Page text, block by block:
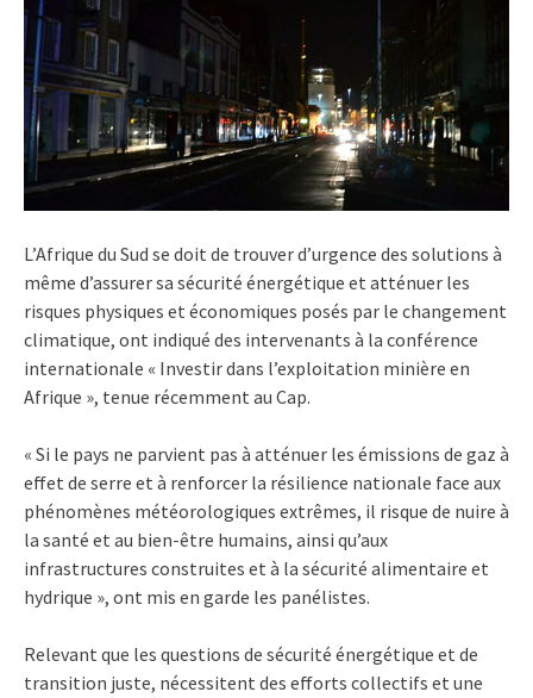
L’Afrique du Sud se doit de trouver d’urgence des solutions à
même d’assurer sa sécurité énergétique et atténuer les
risques physiques et économiques posés par le changement
climatique, ont indiqué des intervenants à la conférence
internationale « Investir dans l’exploitation minière en
Afrique », tenue récemment au Cap.
« Si le pays ne parvient pas à atténuer les émissions de gaz à
effet de serre et à renforcer la résilience nationale face aux
phénomènes météorologiques extrêmes, il risque de nuire à
la santé et au bien-être humains, ainsi qu’aux
infrastructures construites et à la sécurité alimentaire et
hydrique », ont mis en garde les panélistes.
Relevant que les questions de sécurité énergétique et de
transition juste, nécessitent des efforts collectifs et une